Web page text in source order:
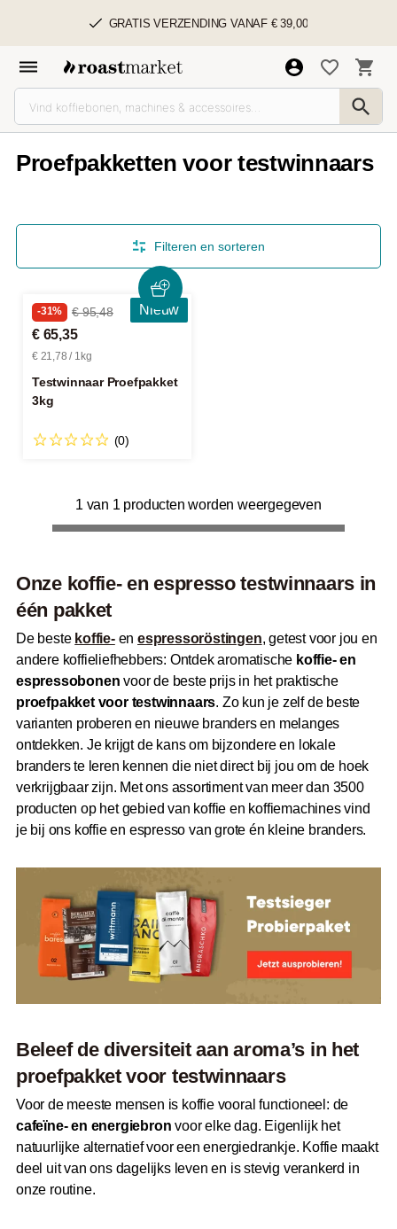
GRATIS VERZENDING VANAF € 39,00
Proefpakketten voor testwinnaars
Filteren en sorteren
Nieuw
-31% € 95,48
€ 65,35
€ 21,78 / 1kg
Testwinnaar Proefpakket
3kg
(0)
1 van 1 producten worden weergegeven
Onze koffie- en espresso testwinnaars in
één pakket
De beste koffie-enespressoröstingen, getest voor jou en
andere koffieliefhebbers: Ontdek aromatische koffie- en
espressobonen voor de beste prijs in het praktische
proefpakket voor testwinnaars. Zo kun je zelf de beste
varianten proberen en nieuwe branders en melanges
ontdekken. Je krijgt de kans om bijzondere en lokale
branders te leren kennen die niet direct bij jou om de hoek
verkrijgbaar zijn. Met ons assortiment van meer dan 3500
producten op het gebied van koffie en koffiemachines vind
je bij ons koffie en espresso van grote én kleine branders.
Beleef de diversiteit aan aroma’s in het
proefpakket voor testwinnaars
Voor de meeste mensen is koffie vooral functioneel: de
cafeïne- en energiebron voor elke dag. Eigenlijk het
natuurlijke alternatief voor een energiedrankje. Koffie maakt
deel uit van ons dagelijks leven en is stevig verankerd in
onze routine.